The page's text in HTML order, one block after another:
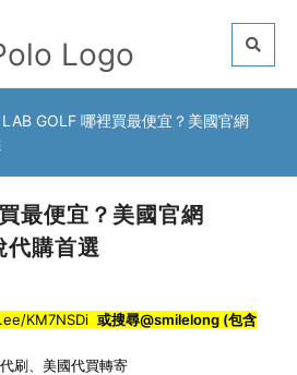
LAB GOLF 哪裡買最便宜？美國官網
最便宜？美國官網
購首選
KM7NSDi 或搜尋@smilelong (包含
刷
美國代買轉寄